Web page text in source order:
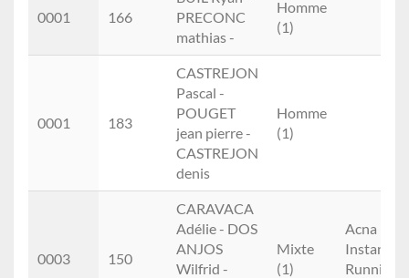
0001
166
PRECONC
mathias -
Homme
(1)
0001 183
CASTREJON
Pascal -
POUGET
jean pierre -
CASTREJON
denis
Homme
(1)
0003 150
CARAVACA
Adélie - DOS
ANJOS
Wilfrid -
Mixte
(1)
Acna
Instant
Running